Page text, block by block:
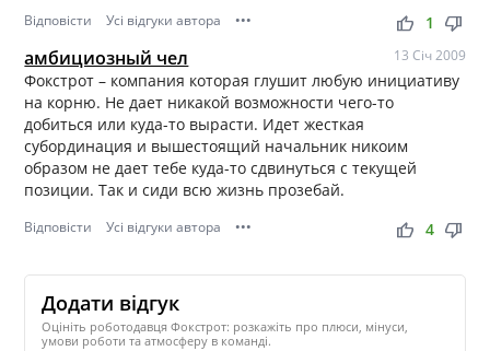
Відповісти Усі відгуки автора ••• thumb_up thumb_down
1
амбициозный чел 13 Січ 2009
Фокстрот – компания которая глушит любую инициативу
на корню. Не дает никакой возможности чего-то
добиться или куда-то вырасти. Идет жесткая
субординация и вышестоящий начальник никоим
образом не дает тебе куда-то сдвинуться с текущей
позиции. Так и сиди всю жизнь прозебай.
Відповісти Усі відгуки автора ••• thumb_up thumb_down
4
Додати відгук
Оцініть роботодавця Фокстрот: розкажіть про плюси, мінуси,
умови роботи та атмосферу в команді.